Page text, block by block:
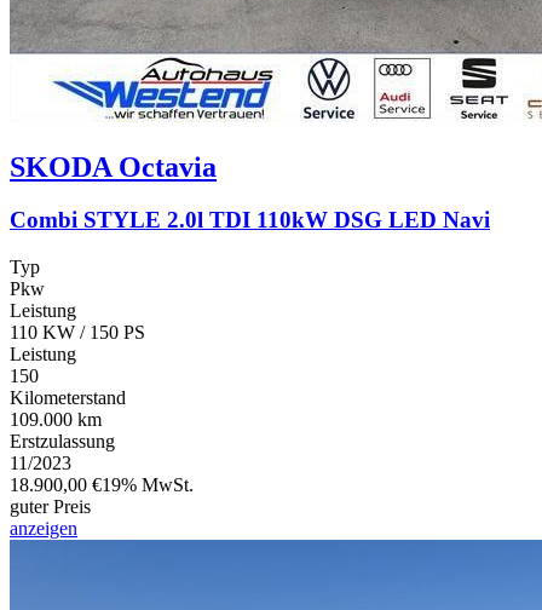
SKODA Octavia
Combi STYLE 2.0l TDI 110kW DSG LED Navi
Typ
Pkw
Leistung
110 KW / 150 PS
Leistung
150
Kilometerstand
109.000 km
Erstzulassung
11/2023
18.900,00 €19% MwSt.
guter Preis
anzeigen